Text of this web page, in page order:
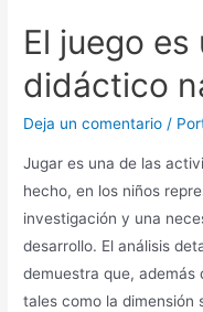
El juego
didáctico
Deja un comentario /
Jugar es una de las
hecho, en los niños
investigación y una
desarrollo. El análisis
demuestra que,
tales como la dimensión